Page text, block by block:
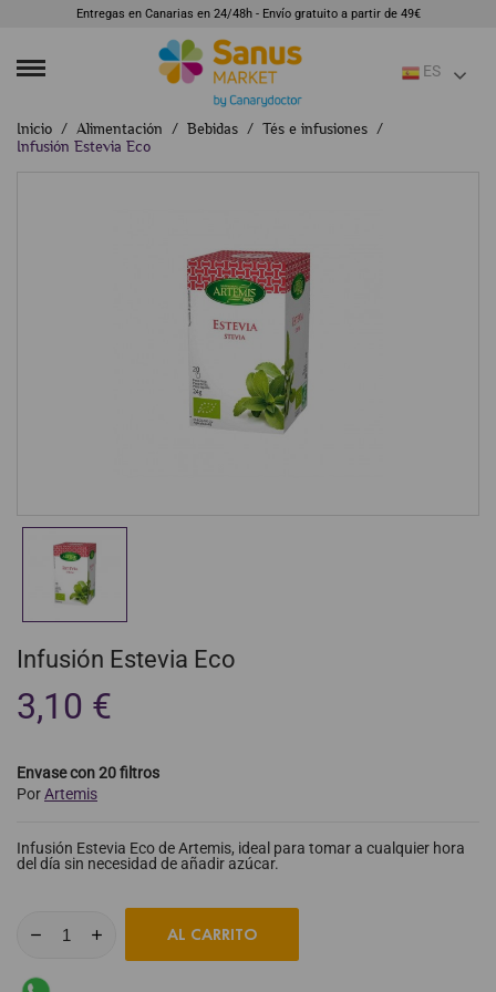
Entregas en Canarias en 24/48h - Envío gratuito a partir de 49€
ES
Inicio Alimentación Bebidas
Tés e infusiones
Infusión Estevia Eco
Infusión Estevia Eco
3,10 €
Envase con 20 filtros
PorArtemis
Infusión Estevia Eco de Artemis, ideal para tomar a cualquier hora
del día sin necesidad de añadir azúcar.
AL CARRITO